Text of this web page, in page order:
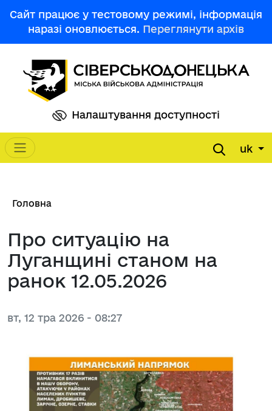
Сайт працює у тестовому режимі, інформація
наразі оновлюється. Переглянути архів
Налаштування доступності
Main navigation uk
Рядок навіґації
Головна
Про ситуацію на
Луганщині станом на
ранок 12.05.2026
вт, 12 тра 2026 - 08:27